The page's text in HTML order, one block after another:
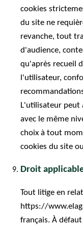
cookies
du site ne
revanche, tout
d'audience,
qu'après recueil
l'utilisateur,
L'utilisateur peut
avec le même
choix à tout
cookies du site
Droit
Tout litige en
https://
français. À